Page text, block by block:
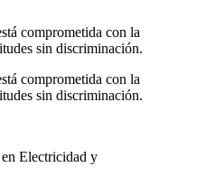
comprometida con la
sin discriminación.
comprometida con la
sin discriminación.
Electricidad y